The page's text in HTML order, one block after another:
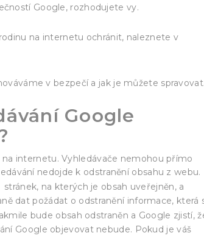
Google, rozhodujete vy.
na internetu ochránit, naleznete v
v bezpečí a jak je můžete spravovat.
Google
internetu. Vyhledávače nemohou přímo
nedojde k odstranění obsahu z webu.
stránek, na kterých je obsah uveřejněn, a
dat požádat o odstranění informace, která
bude obsah odstraněn a Google zjistí,
Google objevovat nebude. Pokud je váš